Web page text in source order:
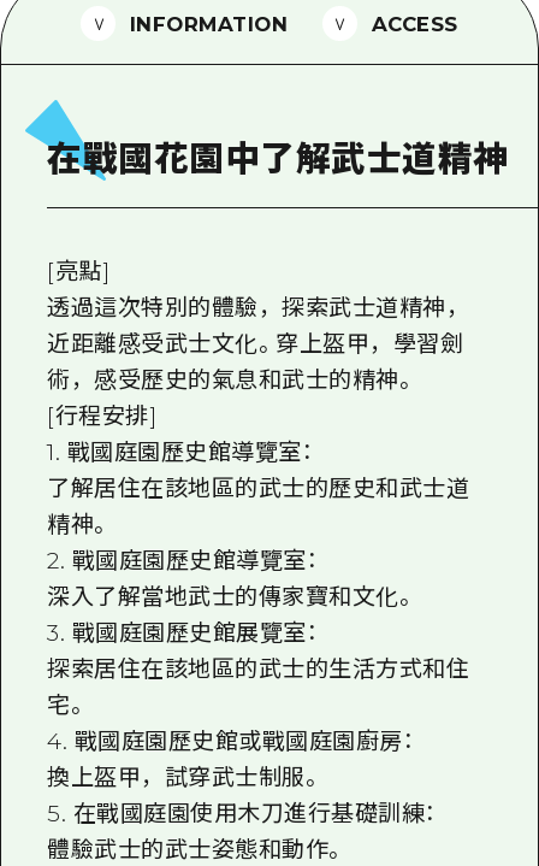
災難發生期間的交通資訊
INFORMATION ACCESS
在戰國花園中了解武士道精神
[亮點]
透過這次特別的體驗，探索武士道精神，
近距離感受武士文化。穿上盔甲，學習劍
術，感受歷史的氣息和武士的精神。
[行程安排]
1. 戰國庭園歷史館導覽室：
了解居住在該地區的武士的歷史和武士道
精神。
2. 戰國庭園歷史館導覽室：
深入了解當地武士的傳家寶和文化。
3. 戰國庭園歷史館展覽室：
探索居住在該地區的武士的生活方式和住
宅。
4. 戰國庭園歷史館或戰國庭園廚房：
換上盔甲，試穿武士制服。
5. 在戰國庭園使用木刀進行基礎訓練：
體驗武士的武士姿態和動作。